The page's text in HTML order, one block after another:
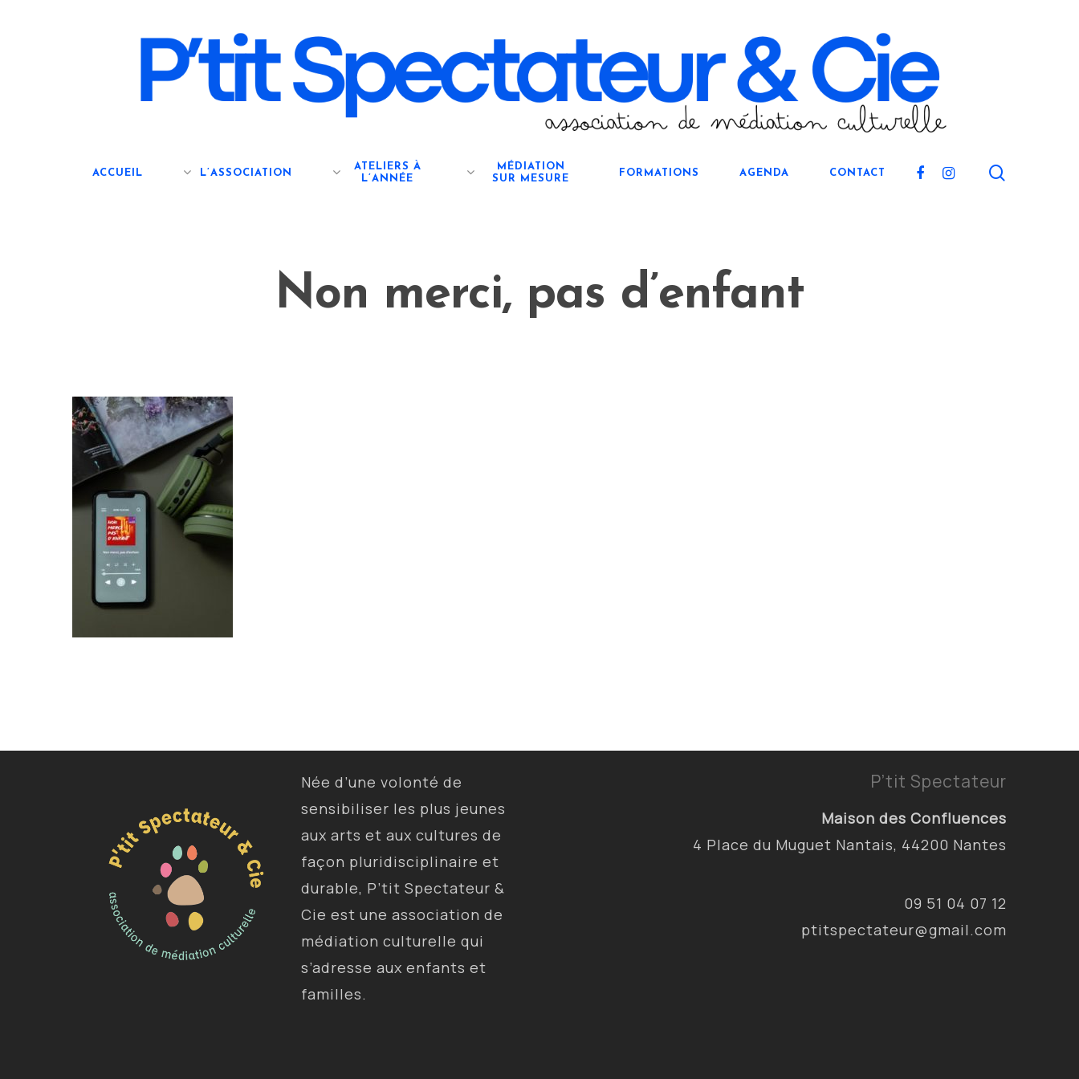
ACCUEIL L’ASSOCIATION
ATELIERS À
L’ANNÉE
MÉDIATION
SUR MESURE
FORMATIONS AGENDA CONTACT FACEBOOKINSTAGRAM
Non merci, pas d’enfant
Née d’une volonté de
sensibiliser les plus jeunes
aux arts et aux cultures de
façon pluridisciplinaire et
durable, P’tit Spectateur &
Cie est une association de
médiation culturelle qui
s’adresse aux enfants et
familles.
P’tit Spectateur
Maison des Confluences
4 Place du Muguet Nantais, 44200 Nantes
09 51 04 07 12
ptitspectateur@gmail.com